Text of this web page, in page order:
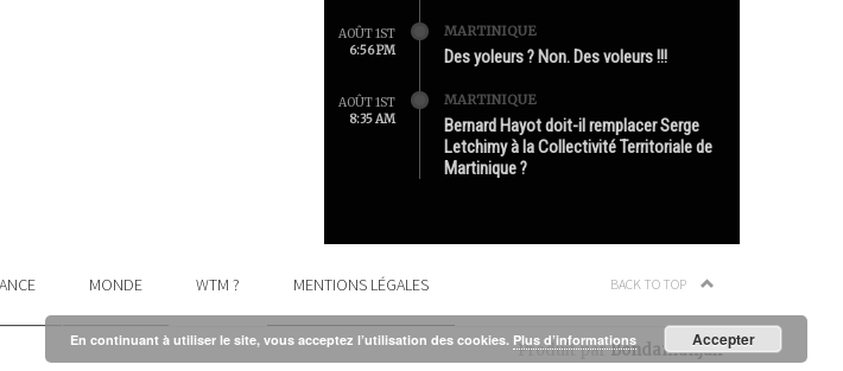
AOÛT 1ST
6:56 PM
MARTINIQUE
Des yoleurs ? Non. Des voleurs !!!
AOÛT 1ST
8:35 AM
MARTINIQUE
Bernard Hayot doit-il remplacer Serge
Letchimy à la Collectivité Territoriale de
Martinique ?
MONDE WTM ? MENTIONS LÉGALES BACK TO TOP
Produit parBondamanjak
En continuant à utiliser le site, vous acceptez l’utilisation des cookies. Plus d’informations Accepter